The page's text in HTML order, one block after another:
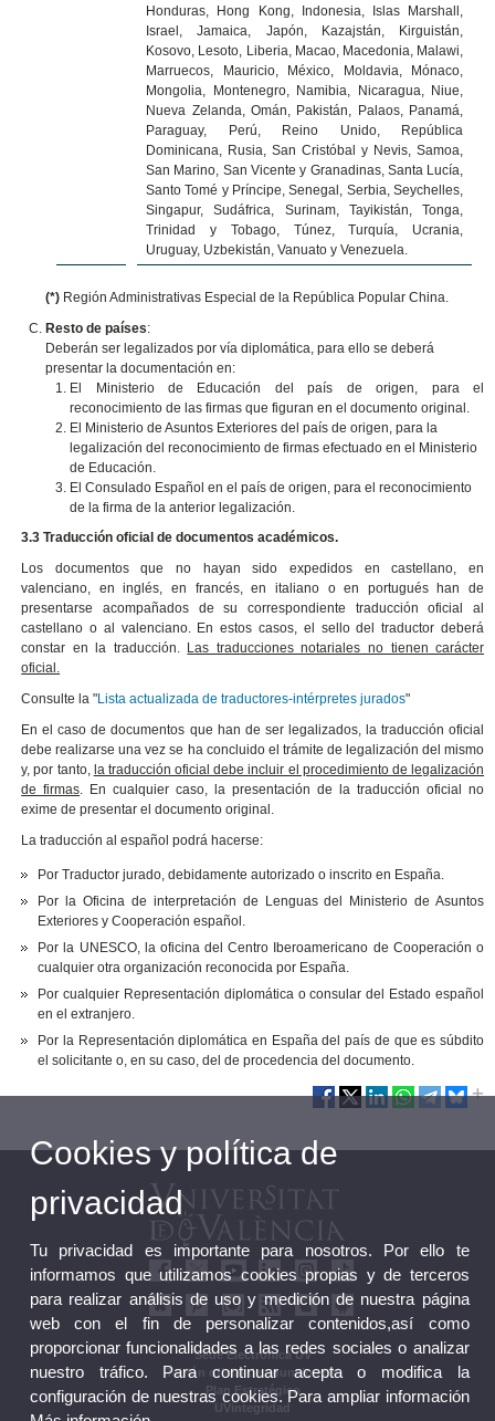
Honduras, Hong Kong, Indonesia, Islas Marshall,
Israel, Jamaica, Japón, Kazajstán, Kirguistán,
Kosovo, Lesoto, Liberia, Macao, Macedonia, Malawi,
Marruecos, Mauricio, México, Moldavia, Mónaco,
Mongolia, Montenegro, Namibia, Nicaragua, Niue,
Nueva Zelanda, Omán, Pakistán, Palaos, Panamá,
Paraguay, Perú, Reino Unido, República
Dominicana, Rusia, San Cristóbal y Nevis, Samoa,
San Marino, San Vicente y Granadinas, Santa Lucía,
Santo Tomé y Príncipe, Senegal, Serbia, Seychelles,
Singapur, Sudáfrica, Surinam, Tayikistán, Tonga,
Trinidad y Tobago, Túnez, Turquía, Ucrania,
Uruguay, Uzbekistán, Vanuato y Venezuela.
(*) Región Administrativas Especial de la República Popular China.
Resto de países:
Deberán ser legalizados por vía diplomática, para ello se deberá
presentar la documentación en:
El Ministerio de Educación del país de origen, para el
reconocimiento de las firmas que figuran en el documento original.
El Ministerio de Asuntos Exteriores del país de origen, para la
legalización del reconocimiento de firmas efectuado en el Ministerio
de Educación.
El Consulado Español en el país de origen, para el reconocimiento
de la firma de la anterior legalización.
3.3 Traducción oficial de documentos académicos.
Los documentos que no hayan sido expedidos en castellano, en
valenciano, en inglés, en francés, en italiano o en portugués han de
presentarse acompañados de su correspondiente traducción oficial al
castellano o al valenciano. En estos casos, el sello del traductor deberá
constar en la traducción. Las traducciones notariales no tienen carácter
oficial.
Consulte la "Lista actualizada de traductores-intérpretes jurados"
En el caso de documentos que han de ser legalizados, la traducción oficial
debe realizarse una vez se ha concluido el trámite de legalización del mismo
y, por tanto, la traducción oficial debe incluir el procedimiento de legalización
de firmas . En cualquier caso, la presentación de la traducción oficial no
exime de presentar el documento original.
La traducción al español podrá hacerse:
Por Traductor jurado, debidamente autorizado o inscrito en España.
Por la Oficina de interpretación de Lenguas del Ministerio de Asuntos
Exteriores y Cooperación español.
Por la UNESCO, la oficina del Centro Iberoamericano de Cooperación o
cualquier otra organización reconocida por España.
Por cualquier Representación diplomática o consular del Estado español
en el extranjero.
Por la Representación diplomática en España del país de que es súbdito
el solicitante o, en su caso, del de procedencia del documento.
Sede Electrónica UV
Tablón oficial de anuncios UV
Plan Estratégico
UVintegridad
Cookies y política de
privacidad
Tu privacidad es importante para nosotros. Por ello te
informamos que utilizamos cookies propias y de terceros
para realizar análisis de uso y medición de nuestra página
web con el fin de personalizar contenidos,así como
proporcionar funcionalidades a las redes sociales o analizar
nuestro tráfico. Para continuar acepta o modifica la
configuración de nuestras cookies. Para ampliar información